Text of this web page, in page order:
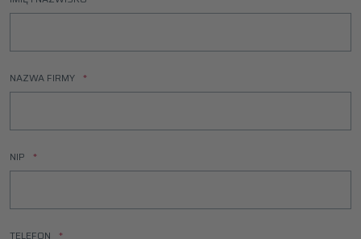
NAZWA FIRMY
NIP
TELEFON